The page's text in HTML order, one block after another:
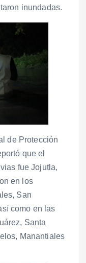
inundadas.
de Protección
que el
fue Jojutla,
en los
San
como en las
Santa
Manantiales